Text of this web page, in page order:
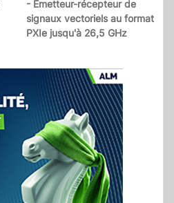
- Emetteur-récepteur de
signaux vectoriels au format
PXIe jusqu'à 26,5 GHz